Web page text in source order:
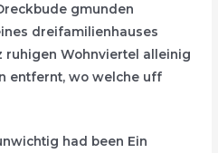
gmunden
dreifamilienhauses
ruhigen Wohnviertel alleinig
entfernt, wo welche uff
had been Ein